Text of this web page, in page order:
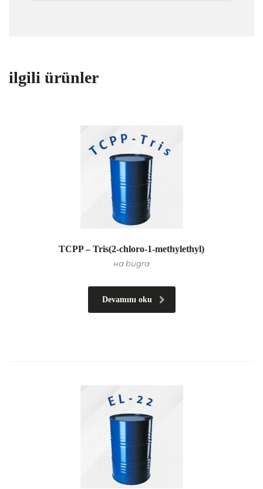
ilgili ürünler
TCPP – Tris(2-chloro-1-methylethyl)
на bugra
Devamını oku